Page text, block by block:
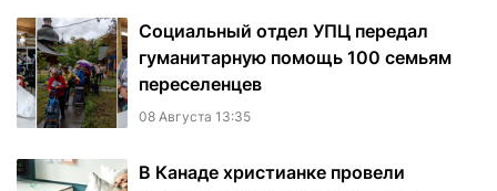
Социальный отдел УПЦ передал
гуманитарную помощь 100 семьям
переселенцев
08 Августа 13:35
В Канаде христианке провели